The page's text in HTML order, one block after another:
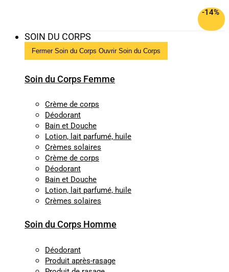
-14%
SOIN DU CORPS
Fermer Soin du Corps Ouvrir Soin du Corps
Soin du Corps Femme
Crème de corps
Déodorant
Bain et Douche
Lotion, lait parfumé, huile
Crèmes solaires
Crème de corps
Déodorant
Bain et Douche
Lotion, lait parfumé, huile
Crèmes solaires
Soin du Corps Homme
Déodorant
Produit après-rasage